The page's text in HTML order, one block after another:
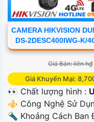
CAMERA HIKVISION
DS-2DESC400IWG-K/
Giá Bán: liên h₫
Giá Khuyến Mại:
👀 Chất lượng hình :
⚜️ Công Nghệ Sử
🔦 Khoảng Cách Ban